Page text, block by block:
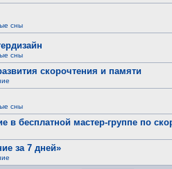
сны
сны
скорочтения и памяти
сны
в бесплатной мастер-группе по
за 7 дней»